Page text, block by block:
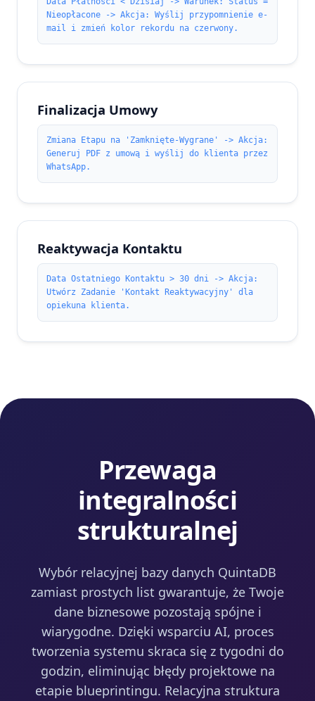
Nieopłacone -> Akcja: Wyślij przypomnienie e-
mail i zmień kolor rekordu na czerwony.
Finalizacja Umowy
Zmiana Etapu na 'Zamknięte-Wygrane' -> Akcja:
Generuj PDF z umową i wyślij do klienta przez
WhatsApp.
Reaktywacja Kontaktu
Data Ostatniego Kontaktu > 30 dni -> Akcja:
Utwórz Zadanie 'Kontakt Reaktywacyjny' dla
opiekuna klienta.
Przewaga
integralności
strukturalnej
Wybór relacyjnej bazy danych QuintaDB
zamiast prostych list gwarantuje, że Twoje
dane biznesowe pozostają spójne i
wiarygodne. Dzięki wsparciu AI, proces
tworzenia systemu skraca się z tygodni do
godzin, eliminując błędy projektowe na
etapie blueprintingu. Relacyjna struktura